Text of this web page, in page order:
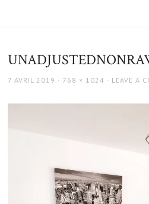
POSTED
7 AVRIL 2019
FULL
768 × 1024 LEAVE A